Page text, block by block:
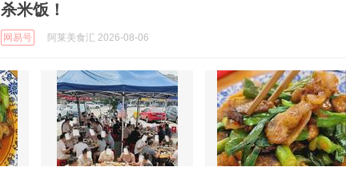
杀米饭！
网易号 阿莱美食汇 2026-08-06